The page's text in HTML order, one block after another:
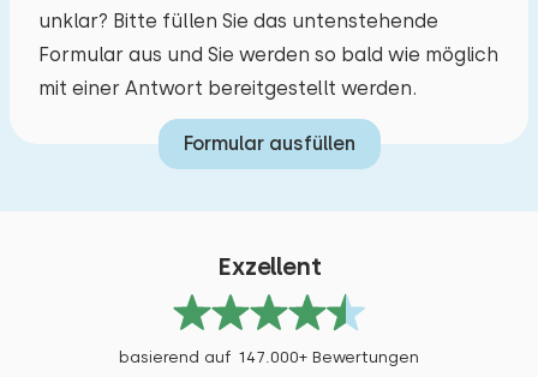
unklar? Bitte füllen Sie das untenstehende
Formular aus und Sie werden so bald wie möglich
mit einer Antwort bereitgestellt werden.
Formular ausfüllen
Exzellent
basierend auf 147.000+ Bewertungen